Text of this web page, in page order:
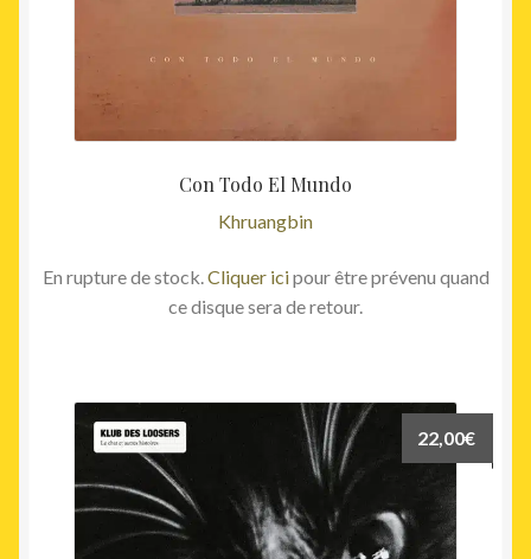
Con Todo El Mundo
Khruangbin
En rupture de stock.Cliquer icipour être prévenu quand
ce disque sera de retour.
22,00€